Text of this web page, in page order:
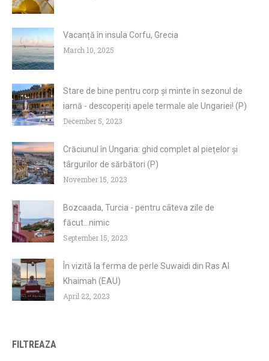
Vacanță în insula Corfu, Grecia
March 10, 2025
Stare de bine pentru corp și minte în sezonul de
iarnă - descoperiți apele termale ale Ungariei! (P)
December 5, 2023
Crăciunul în Ungaria: ghid complet al piețelor și
târgurilor de sărbători (P)
November 15, 2023
Bozcaada, Turcia - pentru câteva zile de
făcut...nimic
September 15, 2023
În vizită la ferma de perle Suwaidi din Ras Al
Khaimah (EAU)
April 22, 2023
FILTREAZA